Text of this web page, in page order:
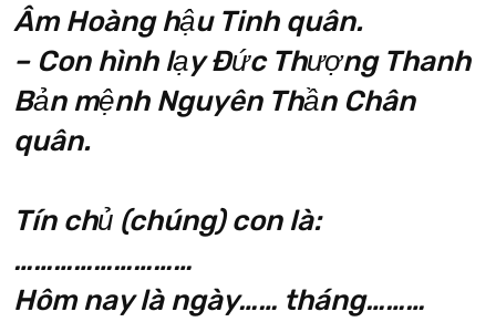
Âm Hoàng hậu Tinh quân.
– Con hình lạy Đức Thượng Thanh
Bản mệnh Nguyên Thần Chân
quân.
Tín chủ (chúng) con là:
………………………
Hôm nay là ngày…… tháng………